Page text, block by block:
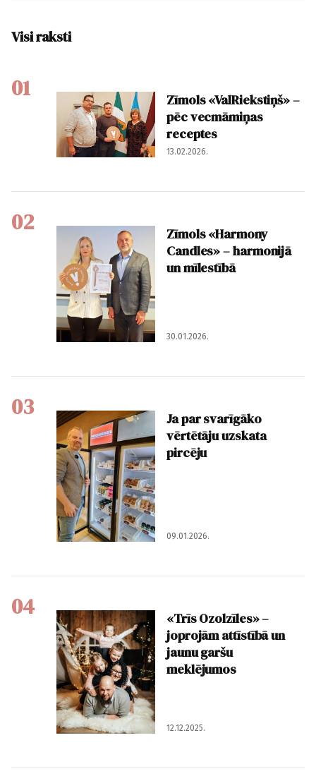
Visi raksti
01
Zīmols «ValRiekstiņš» –
pēc vecmāmiņas
receptes
13.02.2026.
02
Zīmols «Harmony
Candles» – harmonijā
un mīlestībā
30.01.2026.
03
Ja par svarīgāko
vērtētāju uzskata
pircēju
09.01.2026.
04
«Trīs Ozolzīles» –
joprojām attīstībā un
jaunu garšu
meklējumos
12.12.2025.